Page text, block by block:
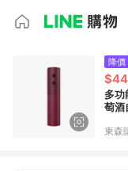
降價
多功
萄酒
東森